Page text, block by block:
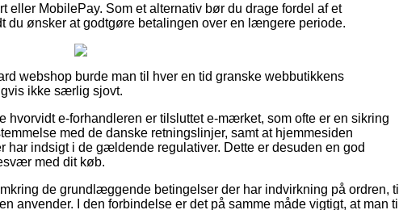
eller MobilePay. Som et alternativ bør du drage fordel af et
du ønsker at godtgøre betalingen over en længere periode.
webshop burde man til hver en tid granske webbutikkens
ikke særlig sjovt.
hvorvidt e-forhandleren er tilsluttet e-mærket, som ofte er en sikring
med de danske retningslinjer, samt at hjemmesiden
har indsigt i de gældende regulativer. Dette er desuden en god
med dit køb.
de grundlæggende betingelser der har indvirkning på ordren, til
anvender. I den forbindelse er det på samme måde vigtigt, at man til